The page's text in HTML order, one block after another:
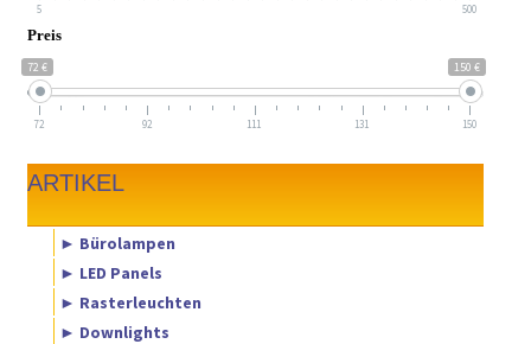
5 500
Preis
72 € 150 €
72 92 111 131 150
ARTIKEL
► Bürolampen
► LED Panels
► Rasterleuchten
► Downlights